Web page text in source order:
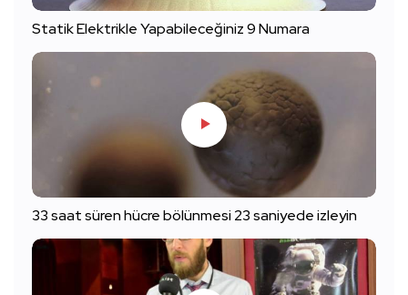
Statik Elektrikle Yapabileceğiniz 9 Numara
33 saat süren hücre bölünmesi 23 saniyede izleyin